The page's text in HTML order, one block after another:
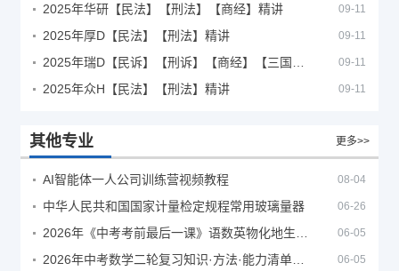
2025年华研【民法】【刑法】【商经】精讲 09-11
2025年厚D【民法】【刑法】精讲 09-11
09-11
2025年众H【民法】【刑法】精讲 09-11
其他专业 更多>>
AI智能体一人公司训练营视频教程 08-04
中华人民共和国国家计量检定规程常用玻璃量器 06-26
06-05
06-05